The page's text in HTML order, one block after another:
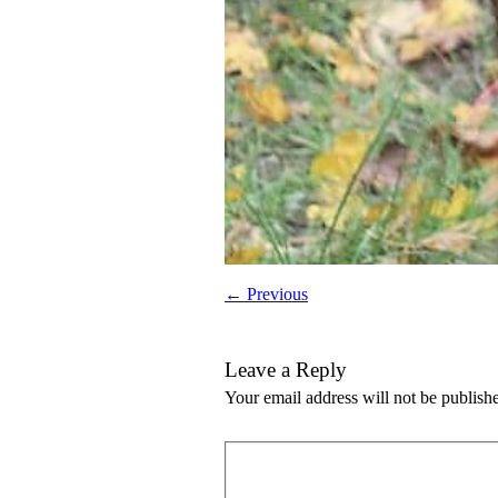
← Previous
Leave a Reply
Your email address will not be